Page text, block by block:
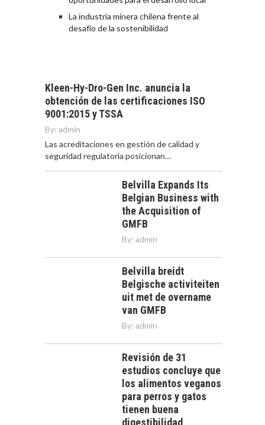
La industria minera chilena frente al
desafío de la sostenibilidad
Kleen-Hy-Dro-Gen Inc. anuncia la
obtención de las certificaciones ISO
9001:2015 y TSSA
By: admin
Las acreditaciones en gestión de calidad y
seguridad regulatoria posicionan…
Belvilla Expands Its
Belgian Business with
the Acquisition of
GMFB
By: admin
Belvilla breidt
Belgische activiteiten
uit met de overname
van GMFB
By: admin
Revisión de 31
estudios concluye que
los alimentos veganos
para perros y gatos
tienen buena
digestibilidad